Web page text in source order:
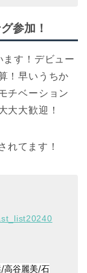
参加！
ます！デビュー
！早いうちか
チベーション
大大歓迎！
れてます！
高谷麗美/石